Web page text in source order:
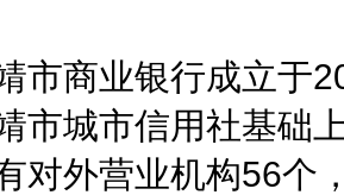
商业银行成立于
市城市信用社基础
对外营业机构56个